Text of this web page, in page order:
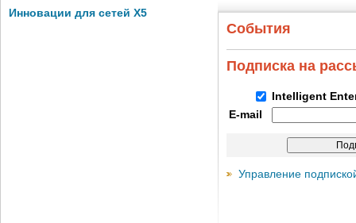
Инновации для сетей X5
События
Подписка на
Intelligent
E-mail
Управление